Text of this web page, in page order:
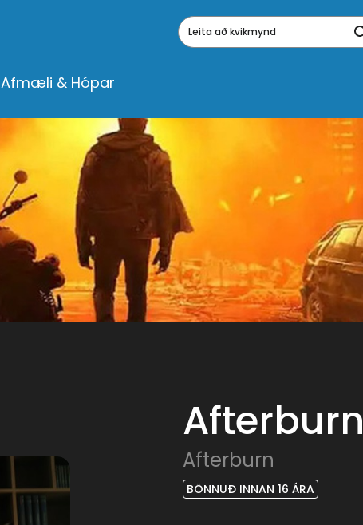
Afmæli & Hópar
Leita að kvikmynd
Afterburn
Afterburn
BÖNNUÐ INNAN 16 ÁRA